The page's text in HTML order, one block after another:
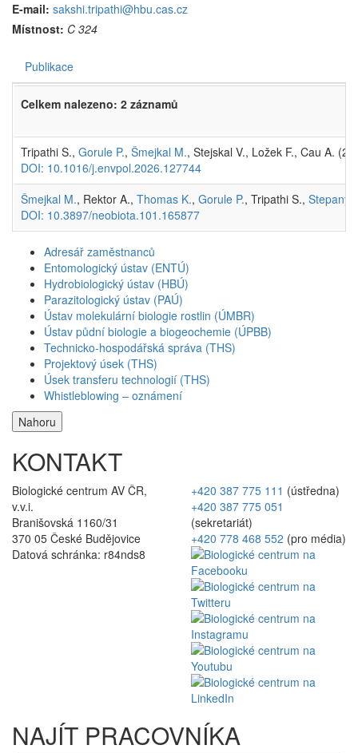
E-mail: sakshi.tripathi@hbu.cas.cz
Místnost: C 324
Publikace
Celkem nalezeno: 2 záznamů
Tripathi S., Gorule P., Šmejkal M., Stejskal V., Ložek F., Cau A.
DOI: 10.1016/j.envpol.2026.127744
Šmejkal M., Rektor A., Thomas K., Gorule P., Tripathi S.,
DOI: 10.3897/neobiota.101.165877
Adresář zaměstnanců
Entomologický ústav (ENTÚ)
Hydrobiologický ústav (HBÚ)
Parazitologický ústav (PAÚ)
Ústav molekulární biologie rostlin (ÚMBR)
Ústav půdní biologie a biogeochemie (ÚPBB)
Technicko-hospodářská správa (THS)
Projektový úsek (THS)
Úsek transferu technologií (THS)
Whistleblowing – oznámení
Nahoru
KONTAKT
Biologické centrum AV ČR,
v.v.i.
Branišovská 1160/31
370 05 České Budějovice
Datová schránka: r84nds8
+420 387 775 111 (ústředna)
+420 387 775 051
(sekretariát)
+420 778 468 552 (pro média)
NAJÍT PRACOVNÍKA